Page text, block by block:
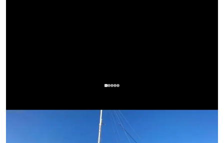
Entspannter Tag in Fethiyes Buchten: Komfort für 6 Personen